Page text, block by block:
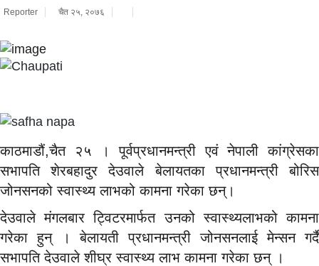
Reporter चैत २५, २०७६
काठमाडौं,चैत २५ । पूर्वप्रधानमन्त्री एवं नेपाली कांग्रेसका
सभापति शेरबहादुर देउवाले बेलायतका प्रधानमन्त्री बोरिस
जोनसनको स्वास्थ्य लाभको कामना गरेका छन्।
देउवाले मंगलबार ट्विटरमार्फत उनको स्वास्थ्यलाभको कामना
गरेका हुन् । बेलायती प्रधानमन्त्री जोनसनलाई मेन्सन गर्दै
सभापति देउवाले शीघ्र स्वास्थ्य लाभ कामना गरेका छन् ।